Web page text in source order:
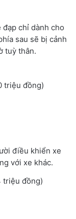
chỉ dành cho
sau sẽ bị cảnh
tuỳ thân.
triệu đồng)
điều khiển xe
với xe khác.
triệu đồng)